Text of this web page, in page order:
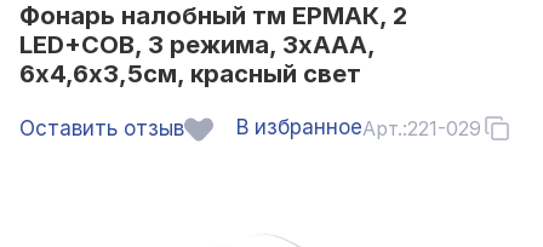
Фонарь налобный тм ЕРМАК, 2
LED+COB, 3 режима, 3хААА,
6х4,6х3,5см, красный свет
Оставить отзыв В избранноеАрт.:221-029